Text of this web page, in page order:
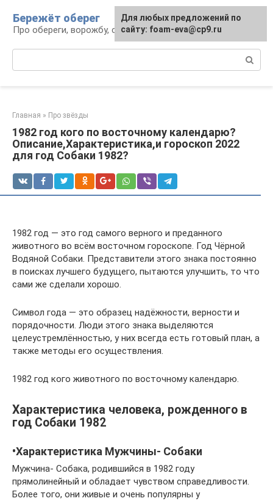
контенту
Бережёт оберег
Про обереги, ворожбу, сны и гадания
Главная » Про звёзды
1982 год кого по восточному календарю?
Описание,Характеристика,и гороскоп 2022
для год Собаки 1982?
1982 год — это год самого верного и преданного
животного во всём восточном гороскопе. Год Чёрной
Водяной Собаки. Представители этого знака постоянно
в поисках лучшего будущего, пытаются улучшить, то что
сами же сделали хорошо.
Символ года — это образец надёжности, верности и
порядочности. Люди этого знака выделяются
целеустремлённостью, у них всегда есть готовый план, а
также методы его осуществления.
1982 год кого животного по восточному календарю.
Характеристика человека, рожденного в
год Собаки 1982
•Характеристика Мужчины- Собаки
Мужчина- Собака, родившийся в 1982 году
прямолинейный и обладает чувством справедливости.
Более того, они живые и очень популярны у
Для любых предложений по
сайту: foam-eva@cp9.ru